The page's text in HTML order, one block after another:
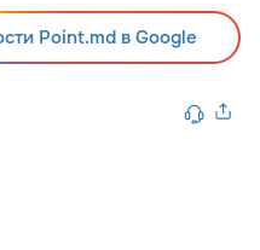
Point.md в Google